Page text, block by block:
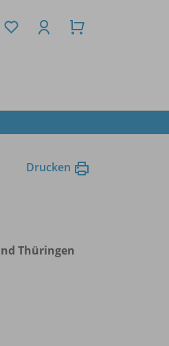
Drucken
Thüringen